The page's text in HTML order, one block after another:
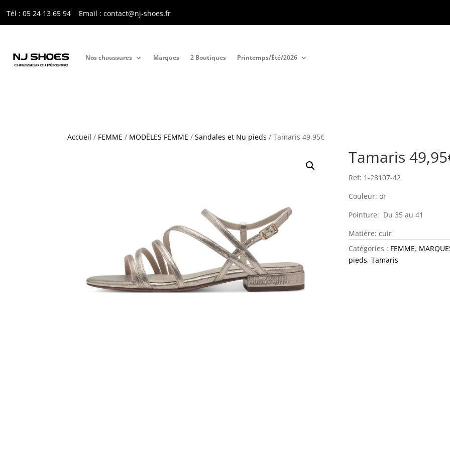
Tél : 05 24 13 65 94 Email : contact@nj-shoes.fr
Nos chaussures Marques 2 Boutiques Printemps/Été/2026
Accueil / FEMME / MODÈLES FEMME /Sandales et Nu pieds / Tamaris 49,95€
Tamaris
Ref: 1-28107-42
Couleur: or
Pointure: Du 35 au 41
Matière: cuir
Catégories : FEMME,
pieds, Tamaris